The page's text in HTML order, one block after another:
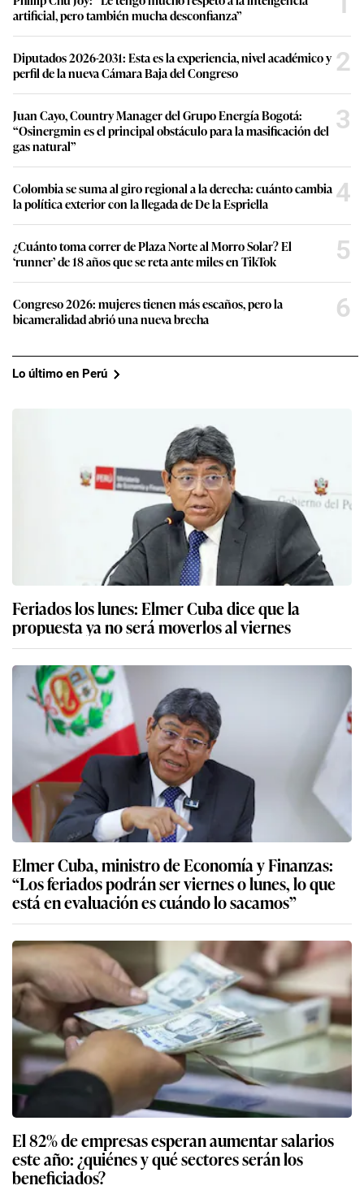
artificial, pero también mucha desconfianza”
Diputados 2026-2031: Esta es la experiencia, nivel académico y
perfil de la nueva Cámara Baja del Congreso
2
Juan Cayo, Country Manager del Grupo Energía Bogotá:
“Osinergmin es el principal obstáculo para la masificación del
gas natural”
3
Colombia se suma al giro regional a la derecha: cuánto cambia
la política exterior con la llegada de De la Espriella
4
¿Cuánto toma correr de Plaza Norte al Morro Solar? El
‘runner’ de 18 años que se reta ante miles en TikTok
5
Congreso 2026: mujeres tienen más escaños, pero la
bicameralidad abrió una nueva brecha
6
Lo último en Perú
Feriados los lunes: Elmer Cuba dice que la
propuesta ya no será moverlos al viernes
Elmer Cuba, ministro de Economía y Finanzas:
“Los feriados podrán ser viernes o lunes, lo que
está en evaluación es cuándo lo sacamos”
El 82% de empresas esperan aumentar salarios
este año: ¿quiénes y qué sectores serán los
beneficiados?